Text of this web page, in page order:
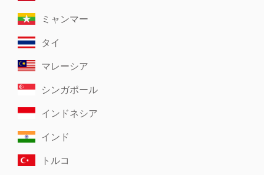
ミャンマー
タイ
マレーシア
シンガポール
インドネシア
インド
トルコ